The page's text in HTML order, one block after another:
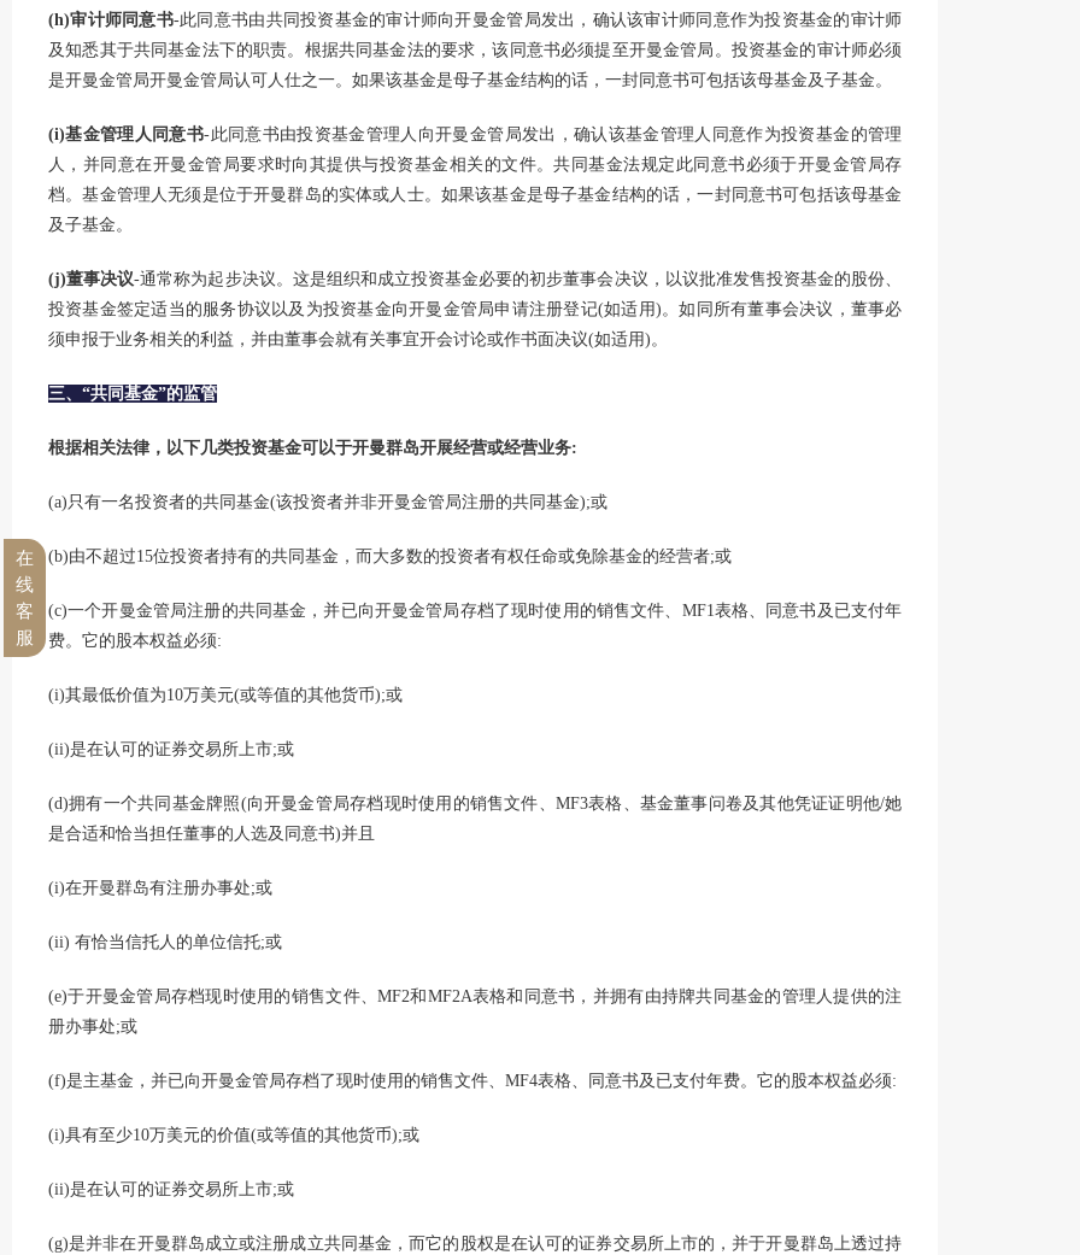
(h)审计师同意书-此同意书由共同投资基金的审计师向开曼金管局发出，确认该审计师同意作为投资基金的审计师
及知悉其于共同基金法下的职责。根据共同基金法的要求，该同意书必须提至开曼金管局。投资基金的审计师必须
是开曼金管局开曼金管局认可人仕之一。如果该基金是母子基金结构的话，一封同意书可包括该母基金及子基金。
(i)基金管理人同意书-此同意书由投资基金管理人向开曼金管局发出，确认该基金管理人同意作为投资基金的管理
人，并同意在开曼金管局要求时向其提供与投资基金相关的文件。共同基金法规定此同意书必须于开曼金管局存
档。基金管理人无须是位于开曼群岛的实体或人士。如果该基金是母子基金结构的话，一封同意书可包括该母基金
及子基金。
(j)董事决议-通常称为起步决议。这是组织和成立投资基金必要的初步董事会决议，以议批准发售投资基金的股份、
投资基金签定适当的服务协议以及为投资基金向开曼金管局申请注册登记(如适用)。如同所有董事会决议，董事必
须申报于业务相关的利益，并由董事会就有关事宜开会讨论或作书面决议(如适用)。
三、“共同基金”的监管
根据相关法律，以下几类投资基金可以于开曼群岛开展经营或经营业务:
(a)只有一名投资者的共同基金(该投资者并非开曼金管局注册的共同基金);或
(b)由不超过15位投资者持有的共同基金，而大多数的投资者有权任命或免除基金的经营者;或
(c)一个开曼金管局注册的共同基金，并已向开曼金管局存档了现时使用的销售文件、MF1表格、同意书及已支付年
费。它的股本权益必须:
(i)其最低价值为10万美元(或等值的其他货币);或
(ii)是在认可的证券交易所上市;或
(d)拥有一个共同基金牌照(向开曼金管局存档现时使用的销售文件、MF3表格、基金董事问卷及其他凭证证明他/她
是合适和恰当担任董事的人选及同意书)并且
(i)在开曼群岛有注册办事处;或
(ii) 有恰当信托人的单位信托;或
(e)于开曼金管局存档现时使用的销售文件、MF2和MF2A表格和同意书，并拥有由持牌共同基金的管理人提供的注
册办事处;或
(f)是主基金，并已向开曼金管局存档了现时使用的销售文件、MF4表格、同意书及已支付年费。它的股本权益必须:
(i)具有至少10万美元的价值(或等值的其他货币);或
(ii)是在认可的证券交易所上市;或
(g)是并非在开曼群岛成立或注册成立共同基金，而它的股权是在认可的证券交易所上市的，并于开曼群岛上透过持
在
线
客
服